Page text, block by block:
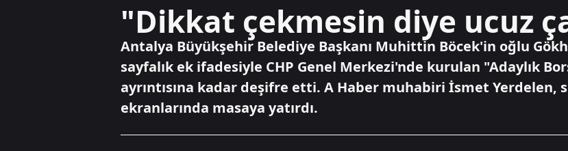
"Dikkat çekmesin diye ucuz
Antalya Büyükşehir Belediye Başkanı Muhittin Böcek'in oğlu
sayfalık ek ifadesiyle CHP Genel Merkezi'nde kurulan "Adaylık
ayrıntısına kadar deşifre etti. A Haber muhabiri İsmet Yerdelen,
ekranlarında masaya yatırdı.